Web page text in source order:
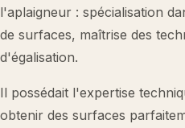
l'aplaigneur : spécialisation
de surfaces, maîtrise des
d'égalisation.
Il possédait l'expertise
obtenir des surfaces